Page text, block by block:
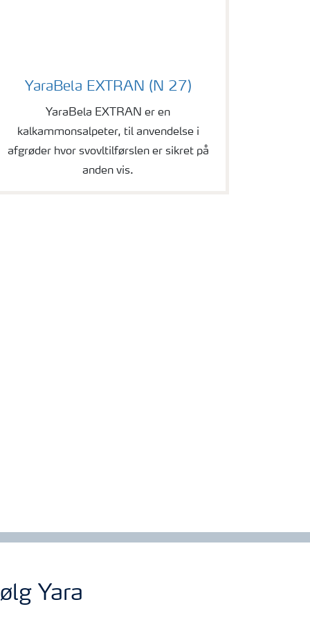
bela
YaraBela EXTRAN (N 27)
YaraBela EXTRAN er en
kalkammonsalpeter, til anvendelse i
afgrøder hvor svovltilførslen er sikret på
anden vis.
Yara